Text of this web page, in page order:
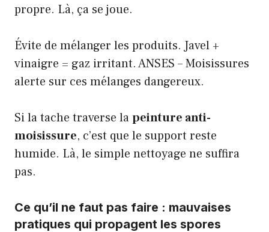
propre. Là, ça se joue.
Évite de mélanger les produits. Javel +
vinaigre = gaz irritant.ANSES – Moisissures
alerte sur ces mélanges dangereux.
Si la tache traverse lapeinture anti-
moisissure, c’est que le support reste
humide. Là, le simple nettoyage ne suffira
pas.
Ce qu’il ne faut pas faire : mauvaises
pratiques qui propagent les spores